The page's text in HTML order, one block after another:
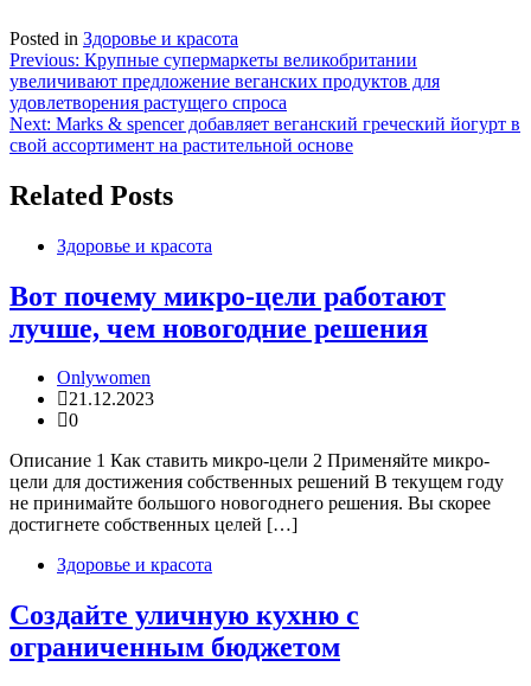
Posted in Здоровье и красота
Навигация
по
записям
Previous: Крупные супермаркеты великобритании
увеличивают предложение веганских продуктов для
удовлетворения растущего спроса
Next: Marks & spencer добавляет веганский греческий йогурт в
свой ассортимент на растительной основе
Related Posts
Здоровье и красота
Вот почему микро-цели работают
лучше, чем новогодние решения
Onlywomen
21.12.2023
0
Описание 1 Как ставить микро-цели 2 Применяйте микро-
цели для достижения собственных решений В текущем году
не принимайте большого новогоднего решения. Вы скорее
достигнете собственных целей […]
Здоровье и красота
Создайте уличную кухню с
ограниченным бюджетом